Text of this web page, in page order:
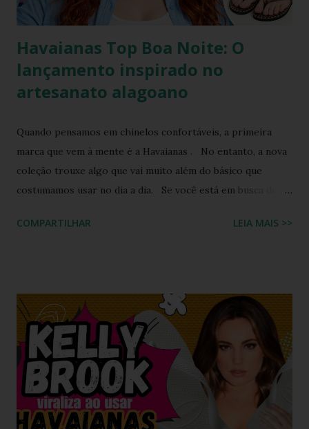
Havaianas com tiras revestidas de tecido drapeado com
toqu...
Havaianas Top Boa Noite: O
lançamento inspirado no
artesanato alagoano
Quando pensamos em chinelos confortáveis, a primeira
marca que vem à mente é a Havaianas . No entanto, a nova
coleção trouxe algo que vai muito além do básico que
costumamos usar no dia a dia. Se você está em busca de
riqueza cultural do Nordeste brasileiro, o Chinelo
verdadeira declaração de estilo e arte. Você já imaginou
carregar na sola dos seus pés uma tradição que é
transmitida de geração em geração pelas artesãs do sertão
alagoano? O grande segredo deste lançamento está na
habilidade de traduzir a identidade cultural brasileira em um
acessório de moda contemporâneo, sem perder a essência
da versatilidade que consagrou o formato clássico. É a
COMPARTILHAR LEIA MAIS >>